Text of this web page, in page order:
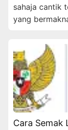
sahaja cantik
yang
Cara Semak